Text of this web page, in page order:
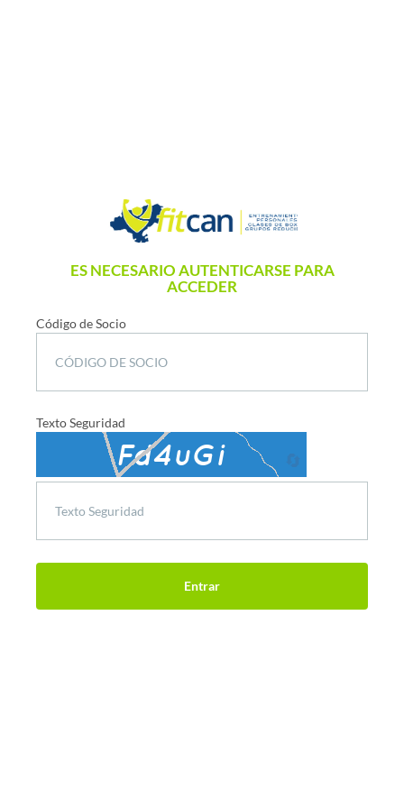
ES NECESARIO AUTENTICARSE PARA
ACCEDER
Código de Socio
Texto Seguridad
Entrar